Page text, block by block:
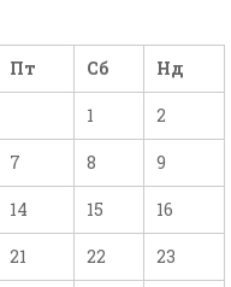
Пт Сб Нд
1 2
7 8 9
14 15 16
21 22 23